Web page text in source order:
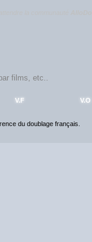
V.F V.O
du doublage français.